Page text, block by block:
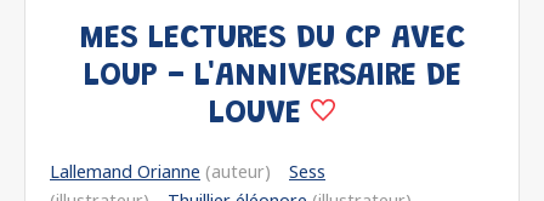
MES LECTURES DU CP AVEC
LOUP - L'ANNIVERSAIRE DE
LOUVE
Lallemand Orianne (auteur)
Sess